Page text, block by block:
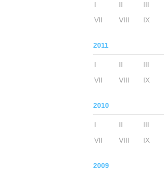
I II III
VII
VIII IX
2011
I II III
VII
VIII IX
2010
I II III
VII
VIII IX
2009